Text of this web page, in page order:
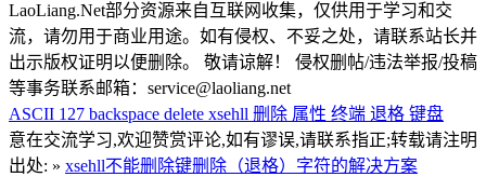
LaoLiang.Net部分资源来自互联网收集，仅供用于学习和交
流，请勿用于商业用途。如有侵权、不妥之处，请联系站长并
出示版权证明以便删除。 敬请谅解！ 侵权删帖/违法举报/投稿
等事务联系邮箱：service@laoliang.net
ASCII 127 backspace delete xsehll 删除 属性 终端 退格 键盘
意在交流学习,欢迎赞赏评论,如有谬误,请联系指正;转载请注明
出处: » xsehll不能删除键删除（退格）字符的解决方案